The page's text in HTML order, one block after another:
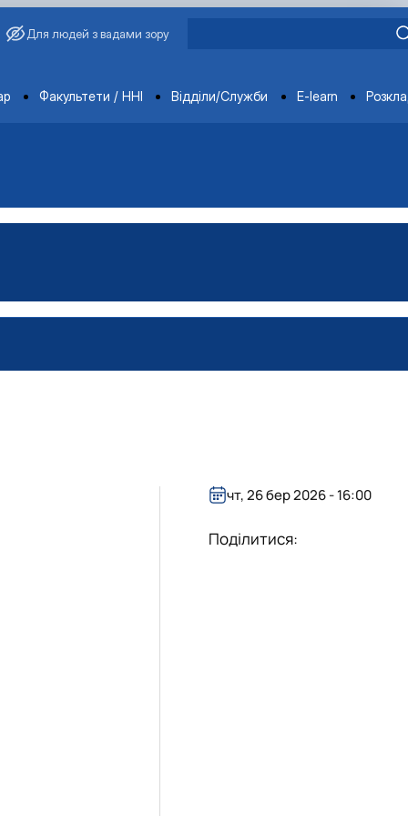
Для людей з вадами зору
Факультети / ННІ Відділи/Служби E-learn
чт, 26 бер 2026 - 16:00
Поділитися: